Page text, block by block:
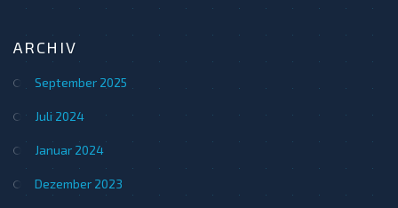
ARCHIV
September 2025
Juli 2024
Januar 2024
Dezember 2023